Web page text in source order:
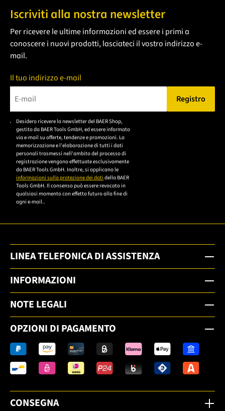
Iscriviti alla nostra newsletter
Per ricevere le ultime informazioni ed essere i primi a
conoscere i nuovi prodotti, lasciateci il vostro indirizzo e-
mail.
Il tuo indirizzo e-mail
Bitte geben Sie eine gültige E-Mail-Adresse ein.
Registro
Desidero ricevere la newsletter del BAER Shop,
gestito da BAER Tools GmbH, ed essere informato
via e-mail su offerte, tendenze e promozioni. La
memorizzazione e l'elaborazione di tutti i dati
personali trasmessi nell'ambito del processo di
registrazione vengono effettuate esclusivamente
da BAER Tools GmbH. Inoltre, si applicano le
informazioni sulla protezione dei dati della BAER
Tools GmbH. Il consenso può essere revocato in
qualsiasi momento con effetto futuro alla fine di
ogni e-mail..
LINEA TELEFONICA DI ASSISTENZA
INFORMAZIONI
NOTE LEGALI
OPZIONI DI PAGAMENTO
CONSEGNA